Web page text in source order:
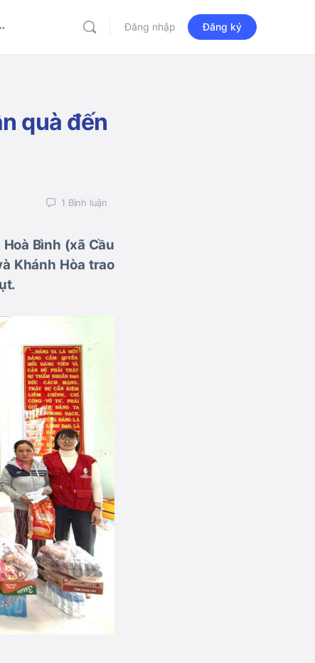
Đăng nhập Đăng ký
quà đến
1 Bình luận
Bình (xã Cầu
Khánh Hòa trao